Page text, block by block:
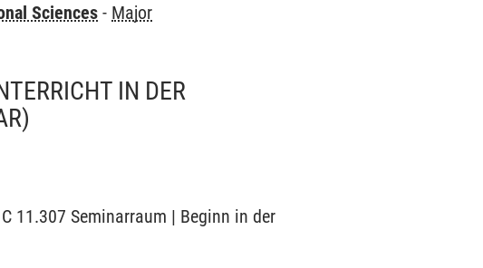
Sciences - Major
IN DER
11.307 Seminarraum | Beginn in der